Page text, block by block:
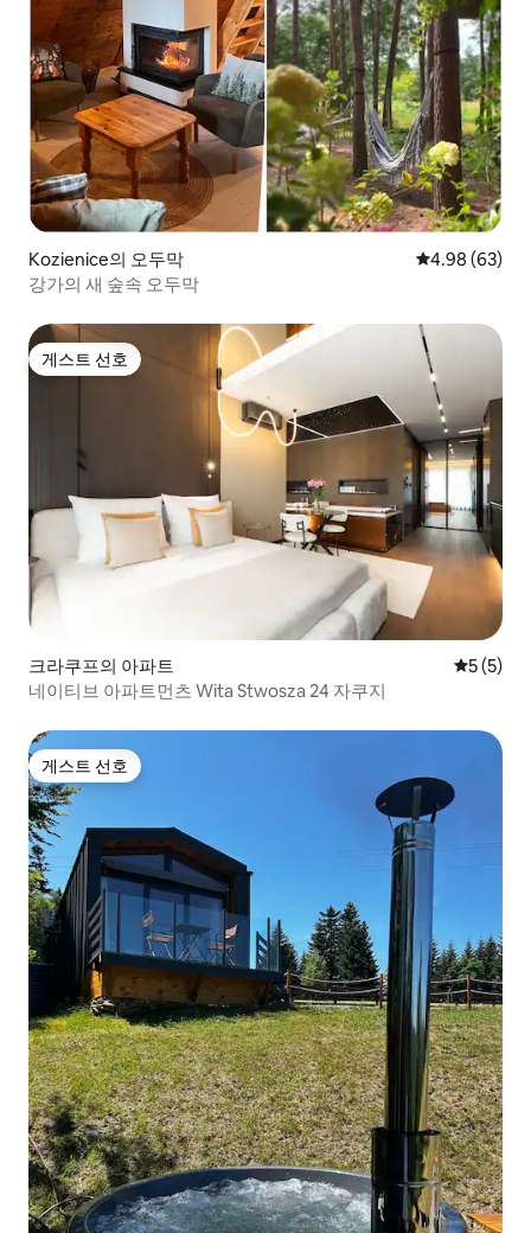
Kozienice의 오두막 평점 4.98점(5
4.98 (63)
강가의 새 숲속 오두막
게스트 선호
게스트 선호
크라쿠프의 아파트 평점 5점
5 (5)
네이티브 아파트먼츠 Wita Stwosza 24 자쿠지
게스트 선호
게스트 선호